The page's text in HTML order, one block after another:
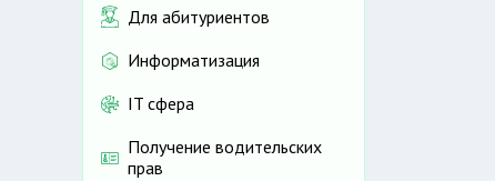
Для абитуриентов
Информатизация
IT сфера
Получение водительских
прав